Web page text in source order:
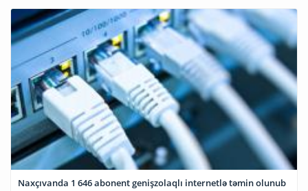
Naxçıvanda 1 646 abonent genişzolaqlı internetlə təmin olunub